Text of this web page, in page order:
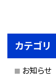
カテゴリ
お知らせ